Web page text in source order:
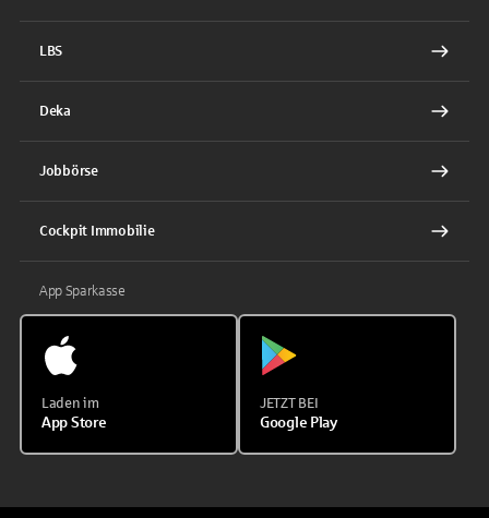
LBS
Deka
Jobbörse
Cockpit Immobilie
App Sparkasse
Laden im
App Store
JETZT BEI
Google Play